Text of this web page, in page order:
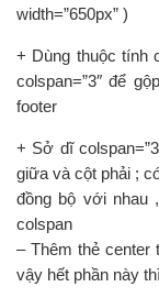
width=”650px” )
+ Dùng thuộc tính
colspan=”3″ để
footer
+ Sở dĩ
giữa và cột phải ;
đồng bộ với nhau
colspan
– Thêm thẻ
vậy hết phần này